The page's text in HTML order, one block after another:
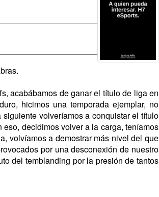
acabábamos de ganar el título de liga en
hicimos una temporada ejemplar, no
volveríamos a conquistar el título
decidimos volver a la carga, teníamos
volvíamos a demostrar más nivel del que
por una desconexión de nuestro
del temblanding por la presión de tantos